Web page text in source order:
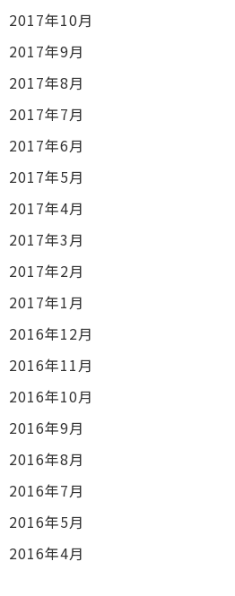
2017年10月
2017年9月
2017年8月
2017年7月
2017年6月
2017年5月
2017年4月
2017年3月
2017年2月
2017年1月
2016年12月
2016年11月
2016年10月
2016年9月
2016年8月
2016年7月
2016年5月
2016年4月